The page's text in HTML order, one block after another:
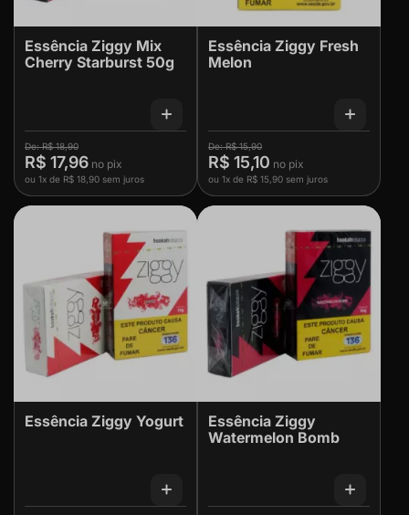
Essência Ziggy Mix
Cherry Starburst 50g
R$ 18,90
R$ 17,96
ou 1x de R$ 18,90 sem juros
Essência Ziggy Fresh
Melon
R$ 15,90
R$ 15,10
ou 1x de R$ 15,90 sem juros
Essência Ziggy Yogurt
Essência Ziggy
Watermelon Bomb